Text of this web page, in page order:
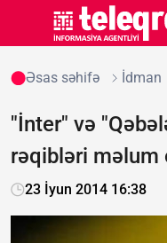
Əsas səhifə İdman
"İnter" və
rəqibləri məlum
23 İyun 2014 16:38